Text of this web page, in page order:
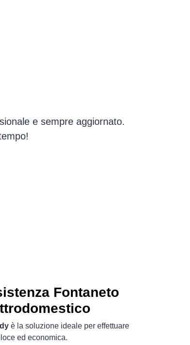
e sempre aggiornato.
Fontaneto
è la soluzione ideale per effettuare
ed economica.